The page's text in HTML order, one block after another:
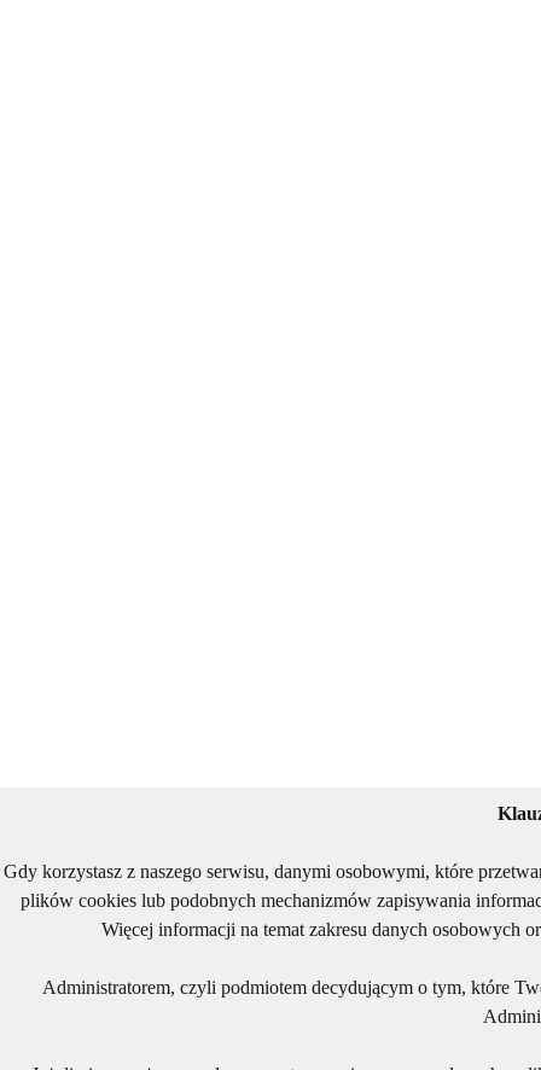
Gdy korzystasz z naszego serwisu, danymi osobowymi, które
plików cookies lub podobnych mechanizmów zapisywania
Więcej informacji na temat zakresu danych osobowych
Administratorem, czyli podmiotem decydującym o tym, które